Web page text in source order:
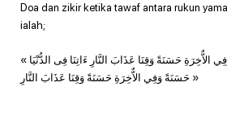
Doa dan zikir ketika tawaf antara rukun
ialah;
« رَبَّنَآ ءَاتِنَا فِى الدُّنْيَا حَسَنَةً وَفِي الاٌّخِرَةِ حَسَنَةً وَقِنَا عَذَابَ النَّارِ ءَاتِنَا فِى الدُّنْيَا
حَسَنَةً وَفِي الاٌّخِرَةِ حَسَنَةً وَقِنَا عَذَابَ النَّارِ »